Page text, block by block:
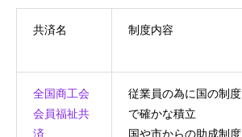
共済名 制度内容
全国商工会
会員福祉共
済
従業員の為に国の制度
で確かな積立
国や市からの助成制度